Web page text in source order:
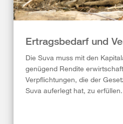
Ertragsbedarf und
Die Suva muss mit den
genügend Rendite
Verpflichtungen, die der
Suva auferlegt hat, zu erfüllen.